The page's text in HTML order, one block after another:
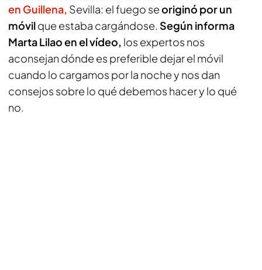
en Guillena, Sevilla: el fuego seoriginó por un
móvilque estaba cargándose. Según informa
Marta Lilao en el vídeo, los expertos nos
aconsejan dónde es preferible dejar el móvil
cuando lo cargamos por la noche y nos dan
consejos sobre lo qué debemos hacer y lo qué
no.